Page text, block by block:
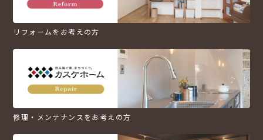
リフォームをお考えの方
修理・メンテナンスをお考えの方